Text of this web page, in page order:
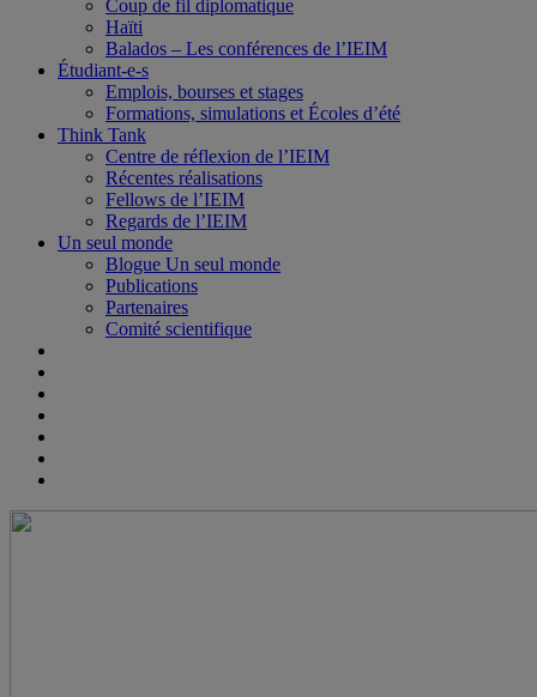
Coup de fil diplomatique
Haïti
Balados – Les conférences de l’IEIM
Étudiant-e-s
Emplois, bourses et stages
Formations, simulations et Écoles d’été
Think Tank
Centre de réflexion de l’IEIM
Récentes réalisations
Fellows de l’IEIM
Regards de l’IEIM
Un seul monde
Blogue Un seul monde
Publications
Partenaires
Comité scientifique